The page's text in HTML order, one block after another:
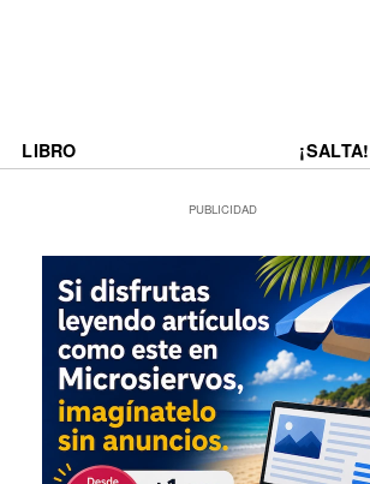
LIBRO ¡SALTA!
PUBLICIDAD